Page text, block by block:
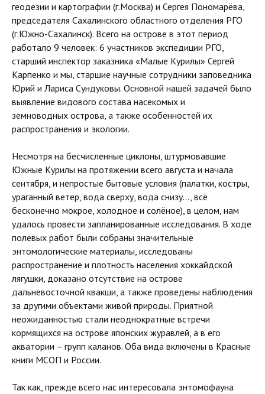
геодезии и картографии (г.Москва) и Сергея Пономарёва,
председателя Сахалинского областного отделения РГО
(г.Южно-Сахалинск). Всего на острове в этот период
работало 9 человек: 6 участников экспедиции РГО,
старший инспектор заказника «Малые Курилы» Сергей
Карпенко и мы, старшие научные сотрудники заповедника
Юрий и Лариса Сундуковы. Основной нашей задачей было
выявление видового состава насекомых и
земноводных острова, а также особенностей их
распространения и экологии.
Несмотря на бесчисленные циклоны, штурмовавшие
Южные Курилы на протяжении всего августа и начала
сентября, и непростые бытовые условия (палатки, костры,
ураганный ветер, вода сверху, вода снизу…, всё
бесконечно мокрое, холодное и солёное), в целом, нам
удалось провести запланированные исследования. В ходе
полевых работ были собраны значительные
энтомологические материалы, исследованы
распространение и плотность населения хоккайдской
лягушки, доказано отсутствие на острове
дальневосточной квакши, а также проведены наблюдения
за другими объектами живой природы. Приятной
неожиданностью стали неоднократные встречи
кормящихся на острове японских журавлей, а в его
акватории – групп каланов. Оба вида включены в Красные
книги МСОП и России.
Так как, прежде всего нас интересовала энтомофауна